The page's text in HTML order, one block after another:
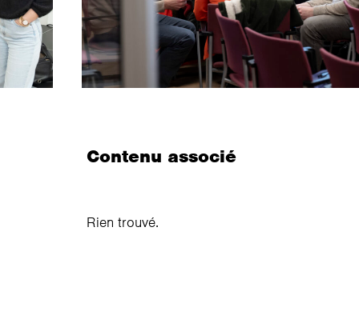
Contenu associé
Rien trouvé.